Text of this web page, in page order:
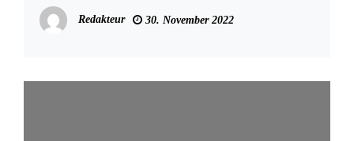
Theater Lübeck
Redakteur 30. November 2022